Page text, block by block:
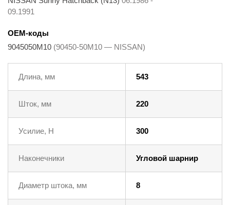
09.1991
OEM-коды
9045050M10 (90450-50M10 — NISSAN)
Длина, мм 543
Шток, мм 220
Усилие, Н 300
Наконечники Угловой шарнир
Диаметр штока, мм 8